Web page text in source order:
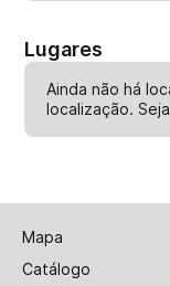
Lugares
Ainda não há
localização.
Mapa
Catálogo